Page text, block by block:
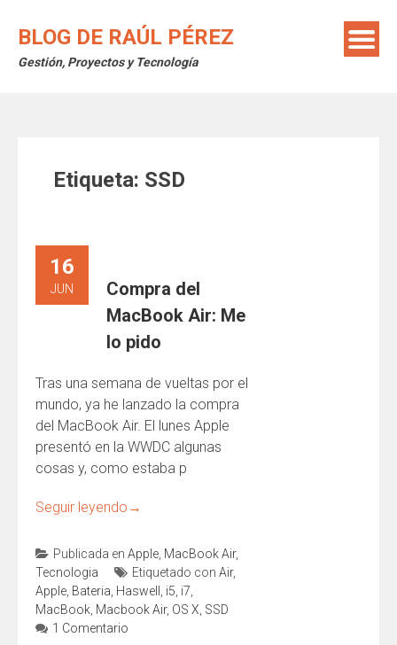
BLOG DE RAÚL PÉREZ
Gestión, Proyectos y Tecnología
Etiqueta: SSD
16
JUN
Compra del
MacBook Air: Me
lo pido
Tras una semana de vueltas por el
mundo, ya he lanzado la compra
del MacBook Air. El lunes Apple
presentó en la WWDC algunas
cosas y, como estaba p
Seguir leyendo →
Publicada en Apple MacBook Air,
Tecnologia
Etiquetado con Air,
Apple Bateria Haswell i5 i7
MacBook Macbook Air, OS X SSD
1 Comentario